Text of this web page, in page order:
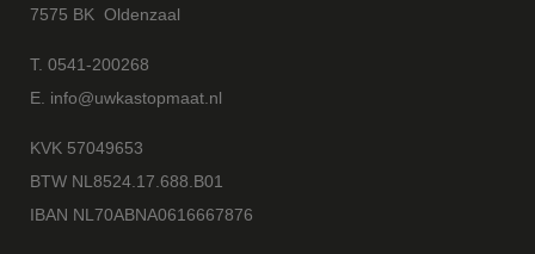
7575 BK Oldenzaal
T. 0541-200268
E. info@uwkastopmaat.nl
KVK 57049653
BTW NL8524.17.688.B01
IBAN NL70ABNA0616667876